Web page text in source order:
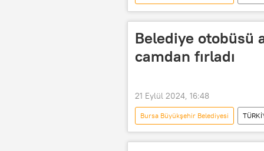
Bursaspor
Ziraat Türkiye
Belediye otobüsü
camdan fırladı
21 Eylül 2024, 16:48
Bursa Büyükşehir Belediyesi
kaza sebebi
Yolcu